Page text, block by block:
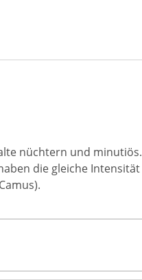
nüchtern und
die gleiche Intensität